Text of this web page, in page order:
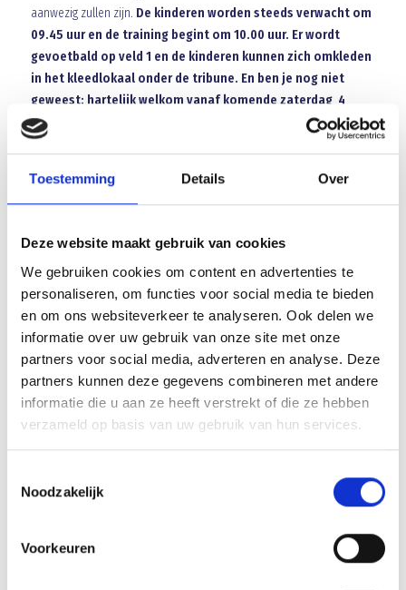
Toestemming Details Over
Deze website maakt gebruik van cookies
We gebruiken cookies om content en advertenties te
personaliseren, om functies voor social media te bieden
en om ons websiteverkeer te analyseren. Ook delen we
informatie over uw gebruik van onze site met onze
partners voor social media, adverteren en analyse. Deze
partners kunnen deze gegevens combineren met andere
informatie die u aan ze heeft verstrekt of die ze hebben
verzameld op basis van uw gebruik van hun services.
Noodzakelijk
Voorkeuren
aanwezig zullen zijn. De kinderen worden steeds verwacht om
09.45 uur en de training begint om 10.00 uur. Er wordt
gevoetbald op veld 1 en de kinderen kunnen zich omkleden
in het kleedlokaal onder de tribune. En ben je nog niet
geweest: hartelijk welkom vanaf komende zaterdag 4
november.
Array
Luuk Verbruggen
Spelregelbewijs verplicht voor alle spelers uit geboortejaar
2001.
AANMELDEN LID